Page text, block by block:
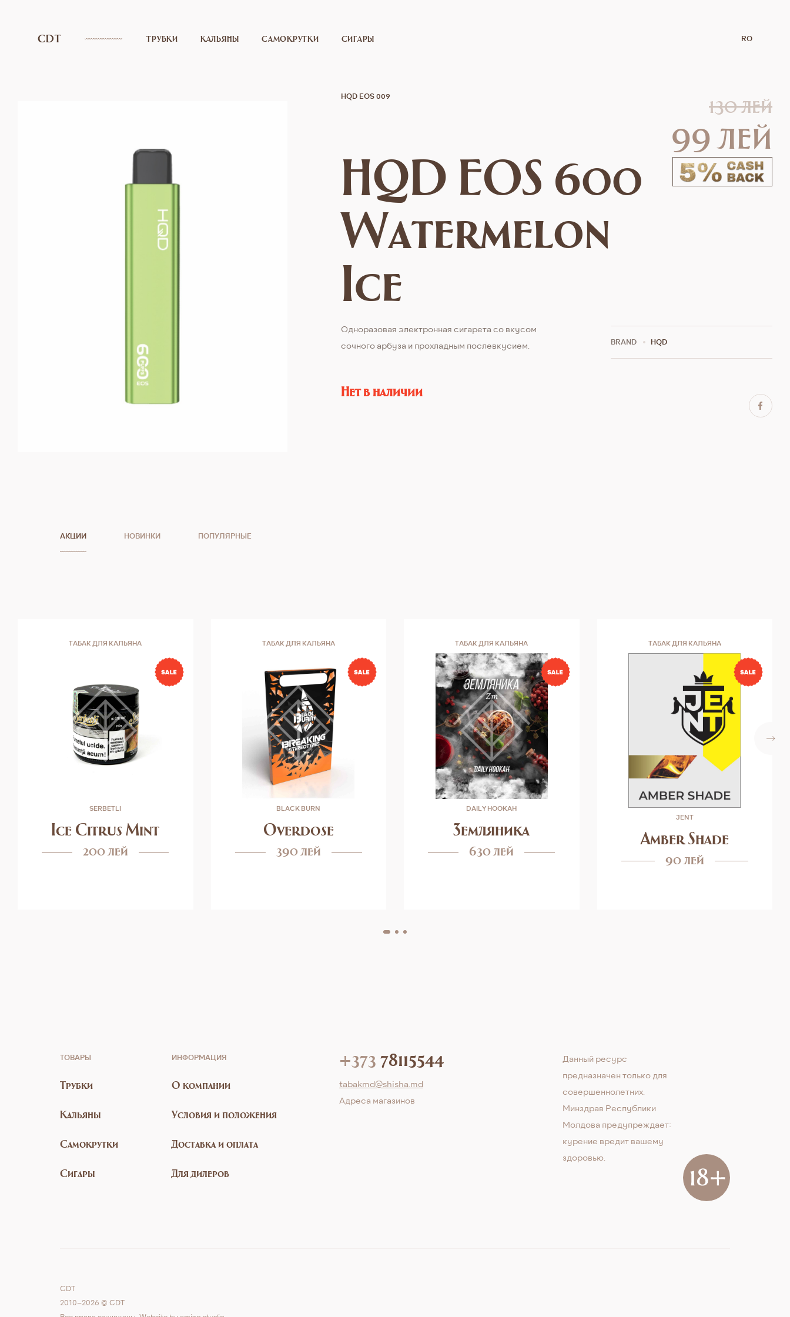
CDT ТРУБКИ КАЛЬЯНЫ САМОКРУТКИ СИГАРЫ RO
HQD EOS 009
HQD EOS 600
Watermelon
Ice
130 лей
99 лей
Одноразовая электронная сигарета со вкусом
сочного арбуза и прохладным послевкусием.
Нет в наличии
BRAND HQD
АКЦИИ НОВИНКИ ПОПУЛЯРНЫЕ
ТАБАК ДЛЯ КАЛЬЯНА
SERBETLI
Ice Citrus Mint
200 лей
ТАБАК ДЛЯ КАЛЬЯНА
BLACK BURN
Overdose
390 лей
ТАБАК ДЛЯ КАЛЬЯНА
DAILY HOOKAH
Земляника
630 лей
ТАБАК ДЛЯ КАЛЬЯНА
JENT
Amber Shade
90 лей
ТОВАРЫ
Трубки
Кальяны
Самокрутки
Сигары
ИНФОРМАЦИЯ
О компании
Условия и положения
Доставка и оплата
Для дилеров
+373 78115544
tabakmd@shisha.md
Aдреса магазинов
Данный ресурс
предназначен только для
совершеннолетних.
Минздрав Республики
Молдова предупреждает:
курение вредит вашему
здоровью.
CDT
2010–2026 © CDT